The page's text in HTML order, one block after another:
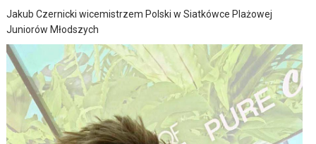
Jakub Czernicki wicemistrzem Polski w Siatkówce Plażowej
Juniorów Młodszych